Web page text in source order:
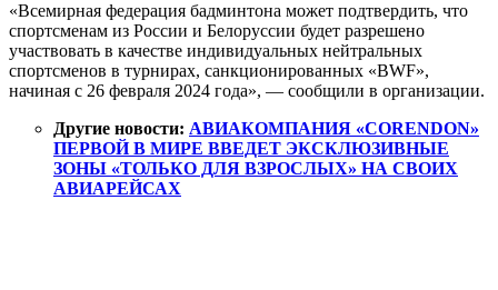
«Всемирная федерация бадминтона может подтвердить, что
спортсменам из России и Белоруссии будет разрешено
участвовать в качестве индивидуальных нейтральных
спортсменов в турнирах, санкционированных «BWF»,
начиная с 26 февраля 2024 года», — сообщили в организации.
Другие новости: АВИАКОМПАНИЯ «CORENDON»
ПЕРВОЙ В МИРЕ ВВЕДЕТ ЭКСКЛЮЗИВНЫЕ
ЗОНЫ «ТОЛЬКО ДЛЯ ВЗРОСЛЫХ» НА СВОИХ
АВИАРЕЙСАХ